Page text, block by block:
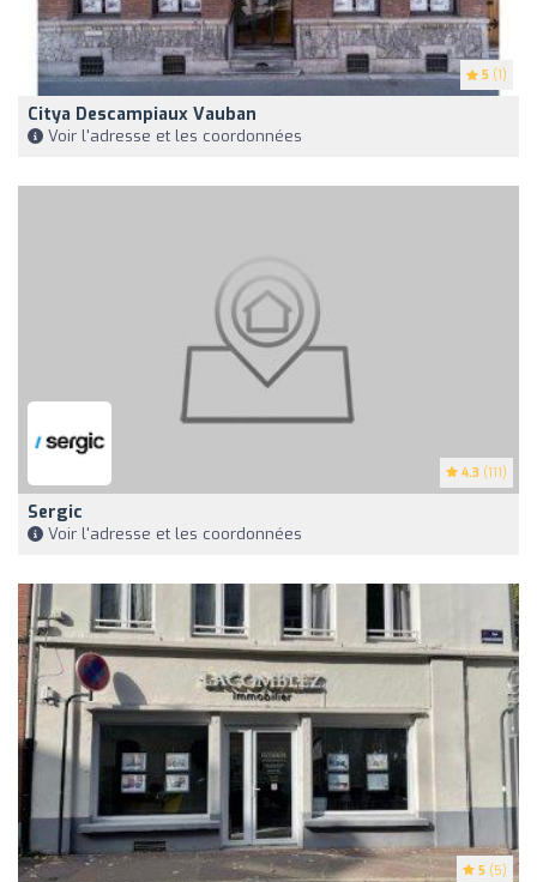
5 (1)
Citya Descampiaux Vauban
Voir l'adresse et les coordonnées
4.3 (111)
Sergic
Voir l'adresse et les coordonnées
5 (5)